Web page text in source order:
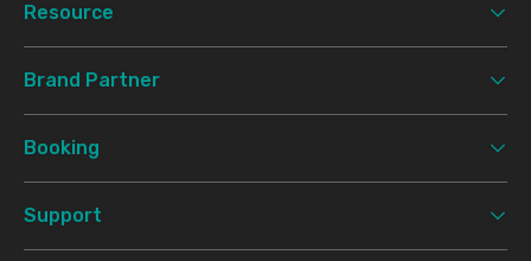
Resource
Brand Partner
Booking
Support